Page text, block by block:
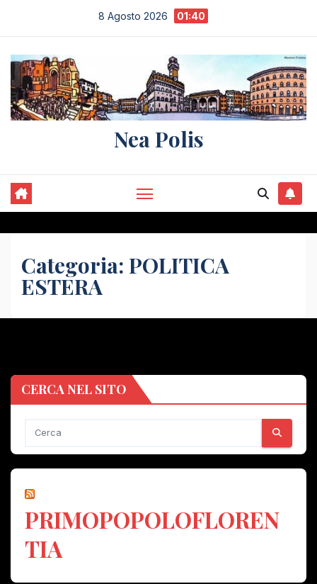
contenuto
8 Agosto 2026 01:40
Nea Polis
Categoria: POLITICA
ESTERA
CERCA NEL SITO
PRIMOPOPOLOFLOREN
TIA